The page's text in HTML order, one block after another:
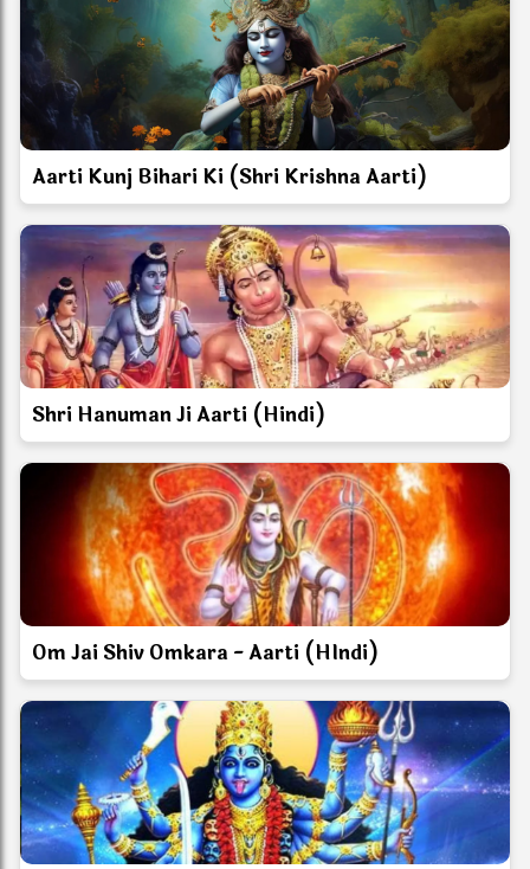
Aarti Kunj Bihari Ki (Shri Krishna Aarti)
Shri Hanuman Ji Aarti (Hindi)
Om Jai Shiv Omkara - Aarti (HIndi)